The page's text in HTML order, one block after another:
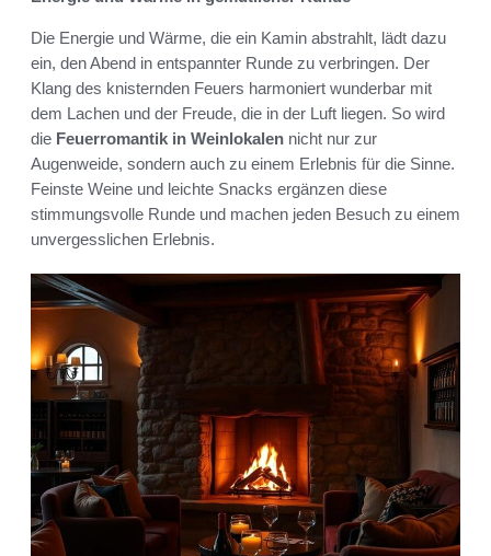
Die Energie und Wärme, die ein Kamin abstrahlt, lädt dazu
ein, den Abend in entspannter Runde zu verbringen. Der
Klang des knisternden Feuers harmoniert wunderbar mit
dem Lachen und der Freude, die in der Luft liegen. So wird
die Feuerromantik in Weinlokalen nicht nur zur
Augenweide, sondern auch zu einem Erlebnis für die Sinne.
Feinste Weine und leichte Snacks ergänzen diese
stimmungsvolle Runde und machen jeden Besuch zu einem
unvergesslichen Erlebnis.